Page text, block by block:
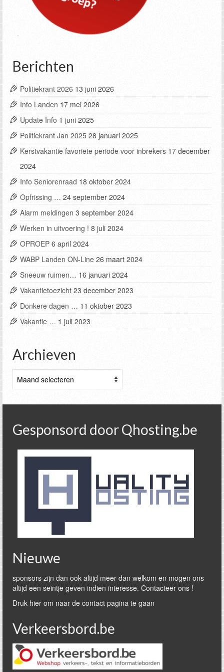
Berichten
Politiekrant 2026 13 juni 2026
Info Landen 17 mei 2026
Update Info 1 juni 2025
Politiekrant Jan 2025 28 januari 2025
Kerstvakantie favoriete periode voor inbrekers 17 december
2024
Info Seniorenraad 18 oktober 2024
Opfrissing … 24 september 2024
Alarm meldingen 3 september 2024
Werken in uitvoering ! 8 juli 2024
OPROEP 6 april 2024
WABP Landen ON-Line 26 maart 2024
Sneeuw ruimen… 16 januari 2024
Vakantietoezicht 23 december 2023
Donkere dagen … 11 oktober 2023
Vakantie … 1 juli 2023
Archieven
Gesponsord door Qhosting.be
Nieuwe
sponsors zijn dan ook altijd meer dan welkom en mogen ons
altijd een seintje geven indien interesse. Contacteer ons !
Druk hier om naar de contact pagina te gaan
Verkeersbord.be